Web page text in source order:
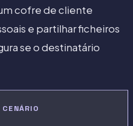
cofre de cliente
e partilhar ficheiros
se o destinatário